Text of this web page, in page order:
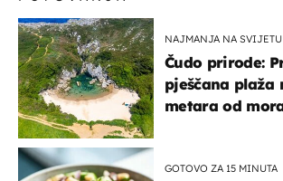
NAJMANJA NA SVIJETU
Čudo prirode:
pješčana plaža
metara od
GOTOVO ZA 15 MINUTA